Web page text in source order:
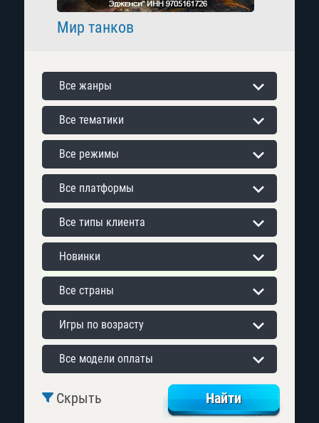
Мир танков
Все жанры
Все тематики
Все режимы
Все платформы
Все типы клиента
Новинки
Все страны
Игры по возрасту
Все модели оплаты
Скрыть